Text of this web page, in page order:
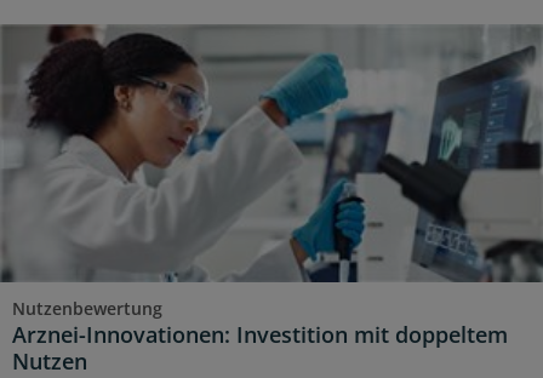
Nutzenbewertung
Arznei-Innovationen: Investition mit doppeltem
Nutzen